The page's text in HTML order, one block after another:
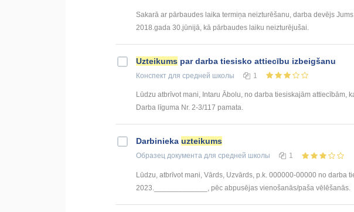
Sakarā ar pārbaudes laika termiņa neizturēšanu, darba devējs
2018.gada 30.jūnijā, kā pārbaudes laiku neizturējušai.
Uzteikums par darba tiesisko attiecību izbeigšanu
Конспект для средней школы 1
Lūdzu atbrīvot mani, Intaru Ābolu, no darba tiesiskajām attiecībām,
Darba līguma Nr. 2-3/117 pamata.
Darbinieka uzteikums
Образец документа для средней школы 1
Lūdzu, atbrīvot mani, Vārds, Uzvārds, p.k. 000000-00000 no darba
2023._____________, pēc abpusējas vienošanās/paša vēlēšanās.